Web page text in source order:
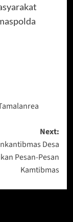
Next:
Desa
Pesan-Pesan
Kamtibmas